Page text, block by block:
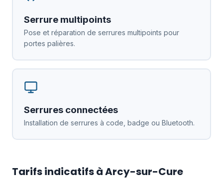
Serrure multipoints
Pose et réparation de serrures multipoints pour
portes palières.
Serrures connectées
Installation de serrures à code, badge ou Bluetooth.
Tarifs indicatifs à Arcy-sur-Cure